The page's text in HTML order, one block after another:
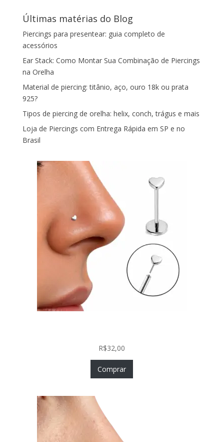
Últimas matérias do Blog
Piercings para presentear: guia completo de
acessórios
Ear Stack: Como Montar Sua Combinação de Piercings
na Orelha
Material de piercing: titânio, aço, ouro 18k ou prata
925?
Tipos de piercing de orelha: helix, conch, trágus e mais
Loja de Piercings com Entrega Rápida em SP e no
Brasil
R$32,00
Comprar